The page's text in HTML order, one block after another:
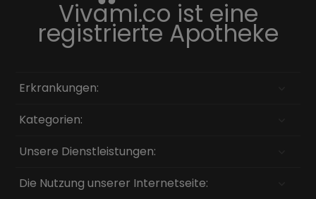
Vivami.co ist eine
registrierte Apotheke
Erkrankungen:
Kategorien:
Unsere Dienstleistungen:
Die Nutzung unserer Internetseite: